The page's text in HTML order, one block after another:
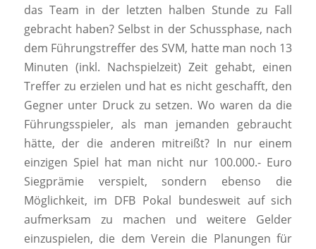
das Team in der letzten halben Stunde zu Fall
gebracht haben? Selbst in der Schussphase, nach
dem Führungstreffer des SVM, hatte man noch 13
Minuten (inkl. Nachspielzeit) Zeit gehabt, einen
Treffer zu erzielen und hat es nicht geschafft, den
Gegner unter Druck zu setzen. Wo waren da die
Führungsspieler, als man jemanden gebraucht
hätte, der die anderen mitreißt? In nur einem
einzigen Spiel hat man nicht nur 100.000.- Euro
Siegprämie verspielt, sondern ebenso die
Möglichkeit, im DFB Pokal bundesweit auf sich
aufmerksam zu machen und weitere Gelder
einzuspielen, die dem Verein die Planungen für